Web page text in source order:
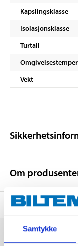
Samtykke
Kapslingsklasse
Isolasjonsklasse
Turtall
Vekt
Om